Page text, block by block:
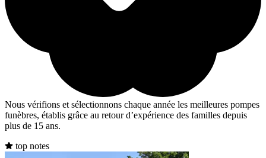
Nous vérifions et sélectionnons chaque année les meilleures pompes
funèbres, établis grâce au retour d’expérience des familles depuis
plus de 15 ans.
top notes